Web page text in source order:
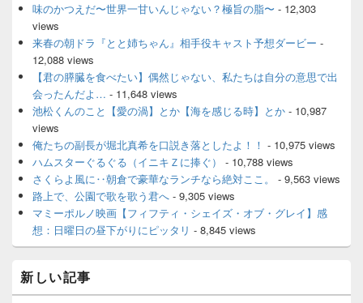
味のかつえだ〜世界一甘いんじゃない？極旨の脂〜 - 12,303
views
来春の朝ドラ『とと姉ちゃん』相手役キャスト予想ダービー -
12,088 views
【君の膵臓を食べたい】偶然じゃない、私たちは自分の意思で出
会ったんだよ… - 11,648 views
池松くんのこと【愛の渦】とか【海を感じる時】とか - 10,987
views
俺たちの副長が堀北真希を口説き落としたよ！！ - 10,975 views
ハムスターぐるぐる（イニキＺに捧ぐ）
- 10,788 views
さくらよ風に‥朝倉で豪華なランチなら絶対ここ。
- 9,563 views
路上で、公園で歌を歌う君へ - 9,305 views
マミーポルノ映画【フィフティ・シェイズ・オブ・グレイ】感
想：日曜日の昼下がりにピッタリ - 8,845 views
新しい記事